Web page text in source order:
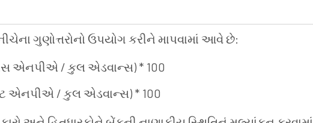
ગુણોત્તરોનો ઉપયોગ કરીને માપવામાં આવે છે:
એનપીએ / કુલ એડવાન્સ) * 100
એનપીએ / કુલ એડવાન્સ) * 100